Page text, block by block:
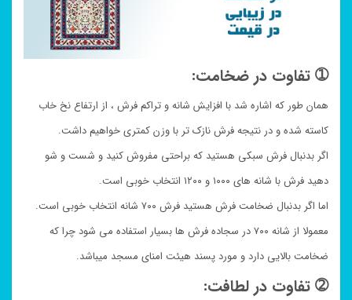
➀ تفاوت در ضخامت:
همان طور که اشاره شد با افزایش شانه و تراکم فرش ، از ارتفاع نخ خاب
کاسته شده و در نتیجه فرش نازک تر با وزن کمتری خواهیم داشت.
اگر بدنبال فرش سبکی هستید که براحتی مفروش کنید و شست و شو
دهید فرش با شانه های ۱۰۰۰ و ۱۲۰۰ انتخاب خوبی است.
اما اگر بدنبال ضخامت فرش هستید فرش ۷۰۰ شانه انتخاب خوبی است.
معمولا از شانه ۷۰۰ در سجاده فرش ها بسیار استفاده می شود چرا که
ضخامت بالایی دارد و مورد پسند هیئت امنای مسجد میباشد.
➁ تفاوت در لطافت: